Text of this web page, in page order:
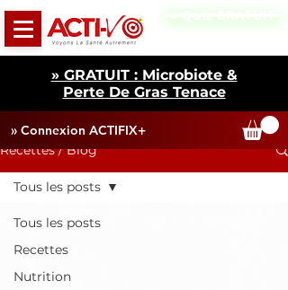
» Connexion ACTIFIX+
» GRATUIT : Microbiote &
Perte De Gras Tenace
» Quiz GRATUIT
Recettes / Blog
Tous les posts
Recettes
Nutrition
Tous les posts